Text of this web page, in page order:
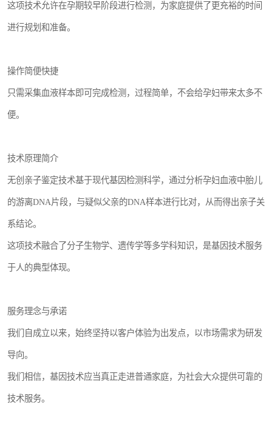
这项技术允许在孕期较早阶段进行检测，为家庭提供了更充裕的时间
进行规划和准备。
操作简便快捷
只需采集血液样本即可完成检测，过程简单，不会给孕妇带来太多不
便。
技术原理简介
无创亲子鉴定技术基于现代基因检测科学，通过分析孕妇血液中胎儿
的游离DNA片段，与疑似父亲的DNA样本进行比对，从而得出亲子关
系结论。
这项技术融合了分子生物学、遗传学等多学科知识，是基因技术服务
于人的典型体现。
服务理念与承诺
我们自成立以来，始终坚持以客户体验为出发点，以市场需求为研发
导向。
我们相信，基因技术应当真正走进普通家庭，为社会大众提供可靠的
技术服务。